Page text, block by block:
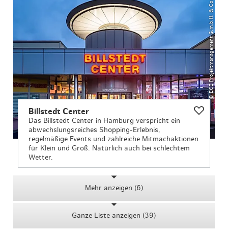
© ECE Projektmanagement G.m.b.H. & Co. KG
Billstedt Center
Das Billstedt Center in Hamburg verspricht ein
abwechslungsreiches Shopping-Erlebnis,
regelmäßige Events und zahlreiche Mitmachaktionen
für Klein und Groß. Natürlich auch bei schlechtem
Wetter.
Mehr anzeigen (6)
Ganze Liste anzeigen (39)